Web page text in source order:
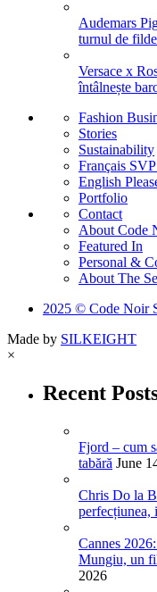
Audemars
turnul de
Versace x
întâlnește
Fashion
Stories
Sustainability
Français
English
Portfolio
Contact
About Code
Featured In
Personal &
About The
2025 © Code Noir
Made by SILKEIGHT
×
Recent
Fjord – cum
tabără June
Chris Do la
perfecțiunea,
Cannes
Mungiu, un
2026